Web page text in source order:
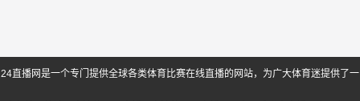
24直播网是一个专门提供全球各类体育比赛在线直播的网站，为广大体育迷提供了一